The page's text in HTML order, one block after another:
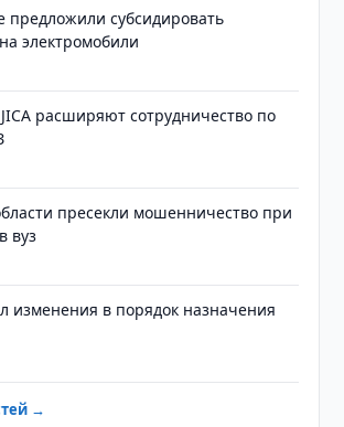
предложили субсидировать
электромобили
расширяют сотрудничество по
пресекли мошенничество при
вуз
изменения в порядок назначения
→